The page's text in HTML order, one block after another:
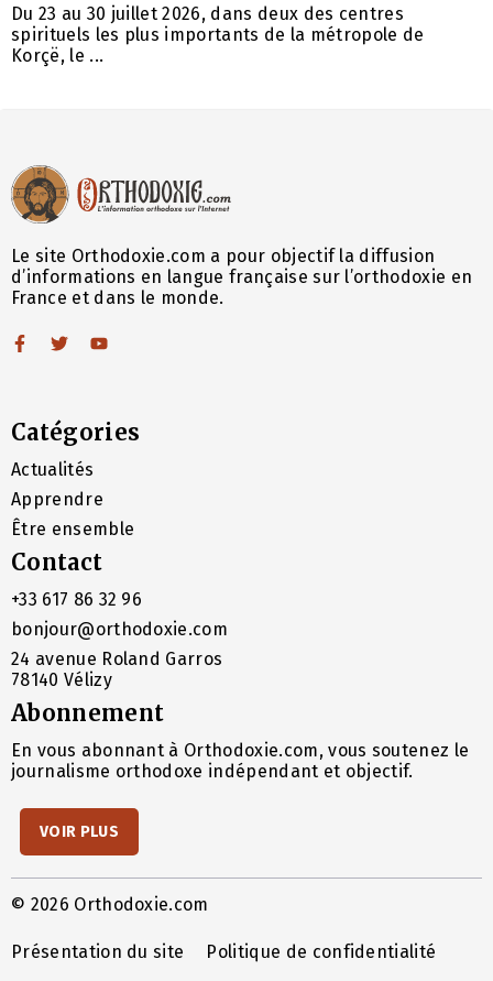
Du 23 au 30 juillet 2026, dans deux des centres
spirituels les plus importants de la métropole de
Korçë, le ...
Le site Orthodoxie.com a pour objectif la diffusion
d’informations en langue française sur l’orthodoxie en
France et dans le monde.
Catégories
Actualités
Apprendre
Être ensemble
Contact
+33 617 86 32 96
bonjour@orthodoxie.com
24 avenue Roland Garros
78140 Vélizy
Abonnement
En vous abonnant à Orthodoxie.com, vous soutenez le
journalisme orthodoxe indépendant et objectif.
VOIR PLUS
© 2026 Orthodoxie.com
Présentation du site Politique de confidentialité